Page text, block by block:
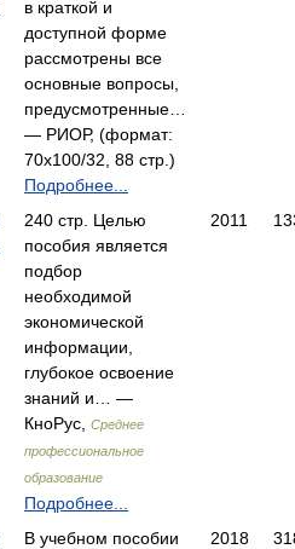
в краткой и
доступной форме
рассмотрены все
основные вопросы,
предусмотренные…
— РИОР, (формат:
70x100/32, 88 стр.)
Подробнее...
240 стр. Целью
пособия является
подбор
необходимой
экономической
информации,
глубокое освоение
знаний и… —
КноРус,
Среднее
профессиональное
образование
Подробнее...
2011
В учебном пособии
2018